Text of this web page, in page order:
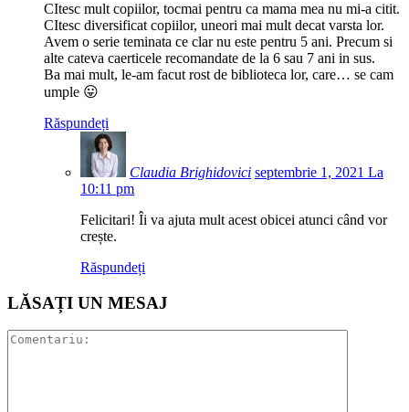
CItesc mult copiilor, tocmai pentru ca mama mea nu mi-a citit.
CItesc diversificat copiilor, uneori mai mult decat varsta lor.
Avem o serie teminata ce clar nu este pentru 5 ani. Precum si
alte cateva caerticele recomandate de la 6 sau 7 ani in sus.
Ba mai mult, le-am facut rost de biblioteca lor, care… se cam
umple 😛
Răspundeți
Claudia Brighidovici septembrie 1, 2021 La
10:11 pm
Felicitari! Îi va ajuta mult acest obicei atunci când vor
crește.
Răspundeți
LĂSAȚI UN MESAJ